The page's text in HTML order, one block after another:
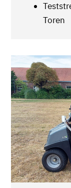
Toren